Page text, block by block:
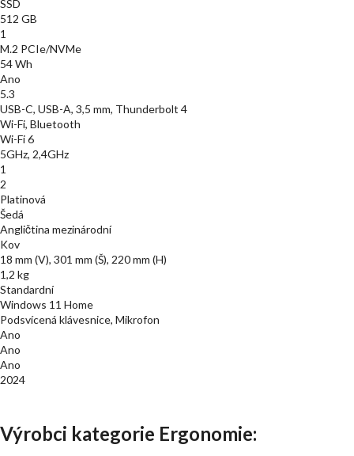
SSD
512 GB
1
M.2 PCIe/NVMe
54 Wh
Ano
5.3
USB-C, USB-A, 3,5 mm, Thunderbolt 4
Wi-Fi, Bluetooth
Wi-Fi 6
5GHz, 2,4GHz
1
2
Platinová
Šedá
Angličtina mezinárodní
Kov
18 mm (V), 301 mm (Š), 220 mm (H)
1,2 kg
Standardní
Windows 11 Home
Podsvícená klávesnice, Mikrofon
Ano
Ano
Ano
2024
Výrobci kategorie Ergonomie: